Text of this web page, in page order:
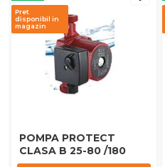
Pret
disponibil in
magazin
POMPA PROTECT
CLASA B 25-80 /180